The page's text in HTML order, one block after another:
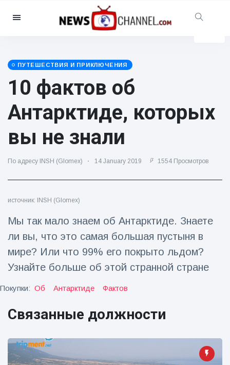
Категории
Социально-развлекательный
(155)
Кино и телевидение
(81)
Спорт
(237)
Мода и красота
(122)
Автомобили и мотор
(5997)
Еда и напитки
(79)
Путешествия и приключения
Последние новости
'Побег'
фокусника из
ПУТЕШЕСТВИЯ И ПРИКЛЮЧЕНИЯ
10 фактов об
Антарктиде, которых
вы не знали
По адресу INSH (Glomex) 14 January 2019 1554 Просмотров
источник: INSH (Glomex)
Мы так мало знаем об Антарктиде. Знаете
ли вы, что это самая большая пустыня в
мире? Или что 99% его покрыто льдом?
Узнайте больше об этой странной стране
Покупки: Об Антарктиде Фактов
Связанные должности